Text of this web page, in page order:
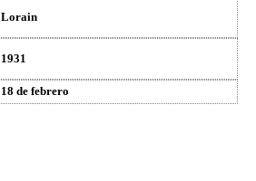
Lorain
1931
18 de febrero